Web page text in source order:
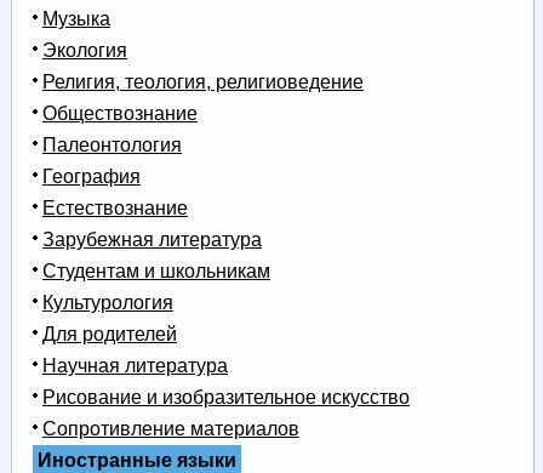
Музыка
Экология
Религия, теология, религиоведение
Обществознание
Палеонтология
География
Естествознание
Зарубежная литература
Студентам и школьникам
Культурология
Для родителей
Научная литература
Рисование и изобразительное искусство
Сопротивление материалов
Иностранные языки